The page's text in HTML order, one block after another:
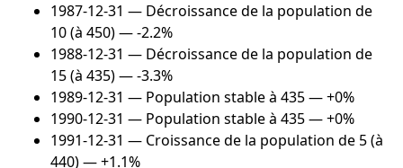
1987-12-31 — Décroissance de la population de
10 (à 450) — -2.2%
1988-12-31 — Décroissance de la population de
15 (à 435) — -3.3%
1989-12-31 — Population stable à 435 — +0%
1990-12-31 — Population stable à 435 — +0%
1991-12-31 — Croissance de la population de 5 (à
440) — +1.1%